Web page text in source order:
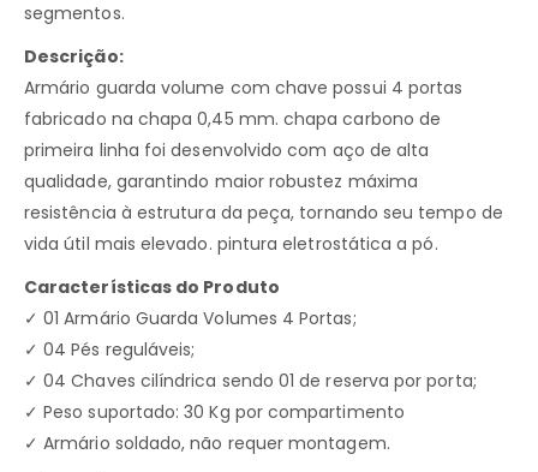
segmentos.
Descrição:
Armário guarda volume com chave possui 4 portas
fabricado na chapa 0,45 mm. chapa carbono de
primeira linha foi desenvolvido com aço de alta
qualidade, garantindo maior robustez máxima
resistência à estrutura da peça, tornando seu tempo de
vida útil mais elevado. pintura eletrostática a pó.
Características do Produto
✓ 01 Armário Guarda Volumes 4 Portas;
✓ 04 Pés reguláveis;
✓ 04 Chaves cilíndrica sendo 01 de reserva por porta;
✓ Peso suportado: 30 Kg por compartimento
✓ Armário soldado, não requer montagem.